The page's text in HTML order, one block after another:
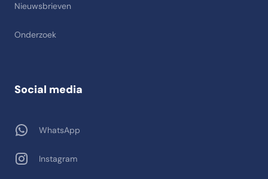
Nieuwsbrieven
Onderzoek
Social media
WhatsApp
Instagram